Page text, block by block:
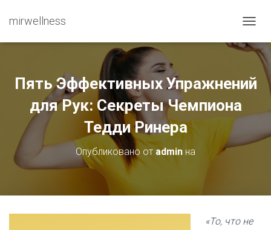
mirwellness
Пять Эффективных Упражнений
для Рук: Секреты Чемпиона
Тедди Ринера
Опубликовано от admin на
«То, что не